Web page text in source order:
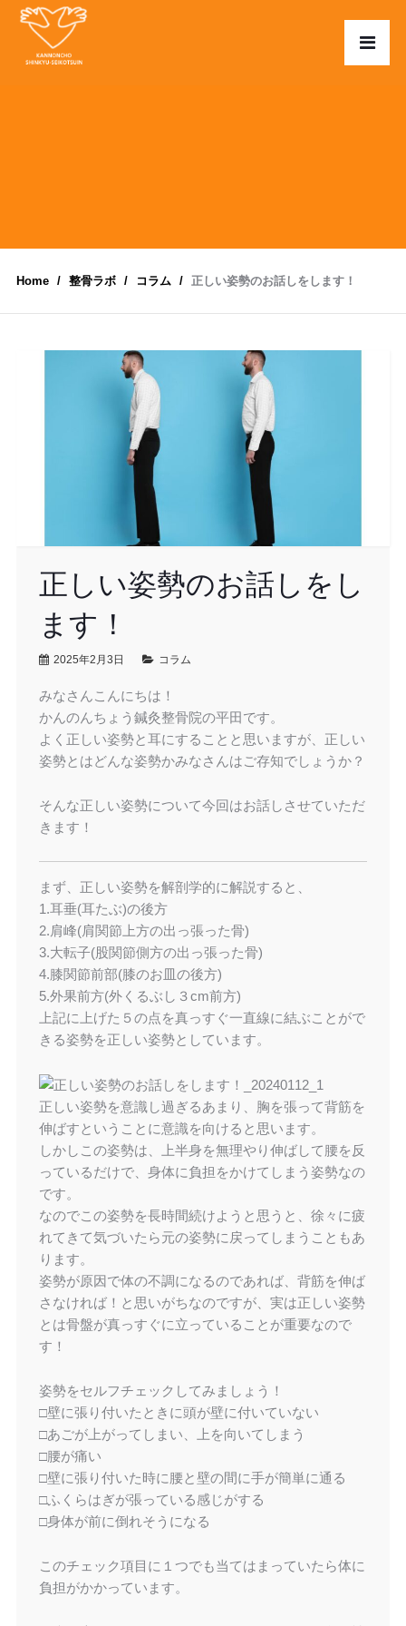
Home 整骨ラボ コラム 正しい姿勢のお話しをします！
正しい姿勢のお話しをし
ます！
2025年2月3日 コラム
みなさんこんにちは！
かんのんちょう鍼灸整骨院の平田です。
よく正しい姿勢と耳にすることと思いますが、正しい
姿勢とはどんな姿勢かみなさんはご存知でしょうか？
そんな正しい姿勢について今回はお話しさせていただ
きます！
まず、正しい姿勢を解剖学的に解説すると、
1.耳垂(耳たぶ)の後方
2.肩峰(肩関節上方の出っ張った骨)
3.大転子(股関節側方の出っ張った骨)
4.膝関節前部(膝のお皿の後方)
5.外果前方(外くるぶし３cm前方)
上記に上げた５の点を真っすぐ一直線に結ぶことがで
きる姿勢を正しい姿勢としています。
正しい姿勢を意識し過ぎるあまり、胸を張って背筋を
伸ばすということに意識を向けると思います。
しかしこの姿勢は、上半身を無理やり伸ばして腰を反
っているだけで、身体に負担をかけてしまう姿勢なの
です。
なのでこの姿勢を長時間続けようと思うと、徐々に疲
れてきて気づいたら元の姿勢に戻ってしまうこともあ
ります。
姿勢が原因で体の不調になるのであれば、背筋を伸ば
さなければ！と思いがちなのですが、実は正しい姿勢
とは骨盤が真っすぐに立っていることが重要なので
す！
姿勢をセルフチェックしてみましょう！
□壁に張り付いたときに頭が壁に付いていない
□あごが上がってしまい、上を向いてしまう
□腰が痛い
□壁に張り付いた時に腰と壁の間に手が簡単に通る
□ふくらはぎが張っている感じがする
□身体が前に倒れそうになる
このチェック項目に１つでも当てはまっていたら体に
負担がかかっています。